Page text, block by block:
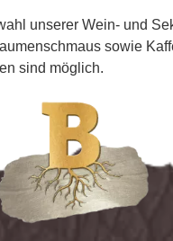
unserer Wein- und
sowie
sind möglich.